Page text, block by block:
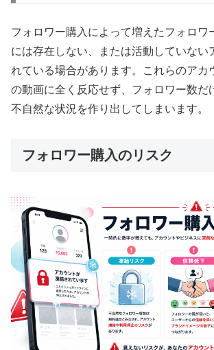
フォロワー購入によって増えたフォロワ
には存在しない、または活動していない
れている場合があります。これらのアカ
の動画に全く反応せず、フォロワー数だ
不自然な状況を作り出してしまいます。
フォロワー購入のリスク